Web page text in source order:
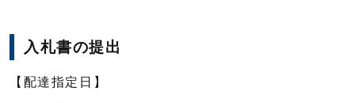
入札書の提出
【配達指定日】